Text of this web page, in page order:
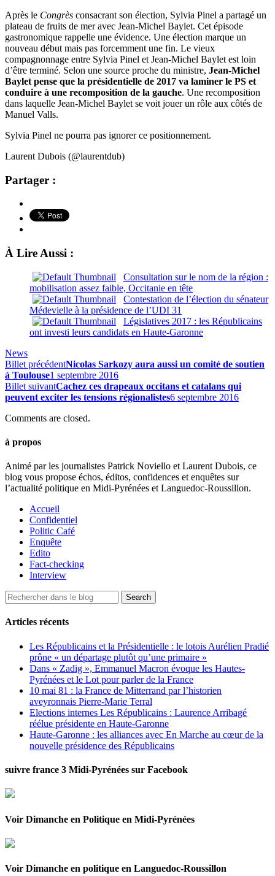
Après le Congrès consacrant son élection, Sylvia Pinel a partagé un
plateau de fruits de mer avec Jean-Michel Baylet. Cet épisode
gastronomique rappelle une évidence. Une élection marque un
nouveau début mais pas forcemment une fin. Le vieux
compagnonnage entre Sylvia Pinel et Jean-Michel Baylet est loin
d’être terminé. Selon une source proche du ministre, Jean-Michel
Baylet pense que la présidentielle de 2017 va laminer le PS et
conduire à une recomposition de la gauche. Une recomposition
dans laquelle Jean-Michel Baylet se voit jouer un rôle aux côtés de
Manuel Valls.
Sylvia Pinel ne pourra pas ignorer ce positionnement.
Laurent Dubois (@laurentdub)
Partager :
À Lire Aussi :
Consultation sur le nom de la région :
mobilisation assez faible, Occitanie en tête
Contestation de l’élection du sénateur
Médevielle à la présidence de l’UDI 31
Législatives 2017 : les Républicains
ont investi leurs candidats en Haute-Garonne
News
Billet précédentNicolas Sarkozy aura aussi un comité de soutien
à Toulouse1 septembre 2016
Billet suivantCachez ces drapeaux occitans et catalans qui
peuvent exciter les tensions régionalistes6 septembre 2016
Comments are closed.
à propos
Animé par les journalistes Patrick Noviello et Laurent Dubois, ce
blog vous propose échos, éditos, confidences et enquêtes sur
l’actualité politique en Midi-Pyrénées et Languedoc-Roussillon.
Accueil
Confidentiel
Politic Café
Enquête
Edito
Fact-checking
Interview
Articles récents
Les Républicains et la Présidentielle : le lotois Aurélien Pradié
prône « un départage plutôt qu’une primaire »
Dans « Zadig », Emmanuel Macron évoque les Hautes-
Pyrénées et le Lot pour parler de la France
10 mai 81 : la France de Mitterrand par l’historien
aveyronnais Pierre-Marie Terral
Elections internes Les Républicains : Laurence Arribagé
réélue présidente en Haute-Garonne
Haute-Garonne : les alliances avec En Marche au cœur de la
nouvelle présidence des Républicains
suivre france 3 Midi-Pyrénées sur Facebook
Voir Dimanche en Politique en Midi-Pyrénées
Voir Dimanche en politique en Languedoc-Roussillon